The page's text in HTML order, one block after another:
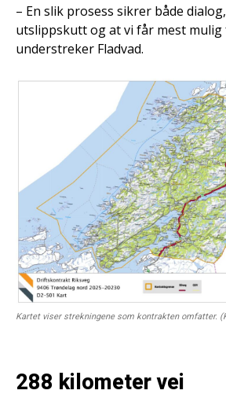
– En slik prosess sikrer både
utslippskutt og at vi får mest mulig
understreker Fladvad.
Kartet viser strekningene som kontrakten omfatter.
288 kilometer vei